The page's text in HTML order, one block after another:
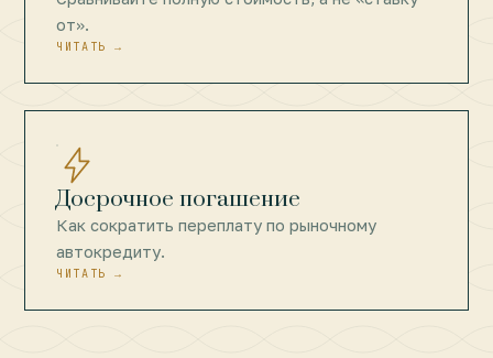
от».
ЧИТАТЬ →
Досрочное погашение
Как сократить переплату по рыночному
автокредиту.
ЧИТАТЬ →